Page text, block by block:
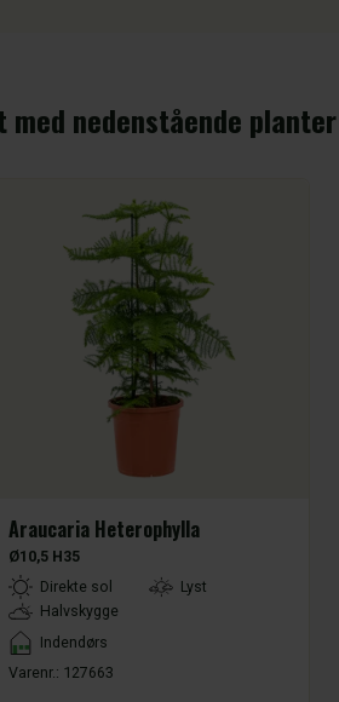
nedenstående planter
Araucaria Heterophylla
Ø10,5 H35
LightTypeDirekte sol
Lyst
Halvskygge
Placement
Indendørs
Varenr.: 127663